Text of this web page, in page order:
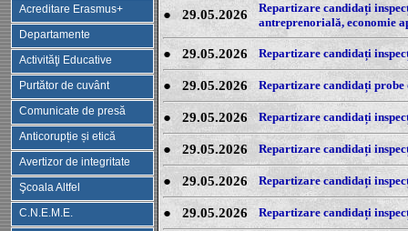
Acreditare Erasmus+
Departamente
Activităţi Educative
Purtător de cuvânt
Comunicate de presă
Anticorupție și etică
Avertizor de integritate
Şcoala Altfel
C.N.E.M.E.
●29.05.2026
Repartizare candidați
antreprenorială, economie
● 29.05.2026 Repartizare candidați
● 29.05.2026 Repartizare candidați
●29.05.2026 Repartizare candidați
● 29.05.2026 Repartizare candidați
● 29.05.2026 Repartizare candidați
● 29.05.2026 Repartizare candidați